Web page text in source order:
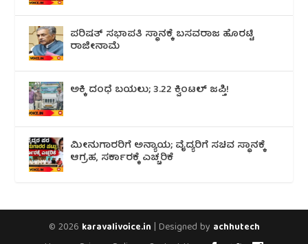
ಪರಿಷತ್ ಸಭಾಪತಿ ಸ್ಥಾನಕ್ಕೆ ಬಸವರಾಜ ಹೊರಟ್ಟಿ
ರಾಜೀನಾಮೆ
ಅಕ್ಕಿ ದಂಧೆ ಬಯಲು; 3.22 ಕ್ವಿಂಟಲ್ ಜಪ್ತಿ!
ಮೀನುಗಾರರಿಗೆ ಅನ್ಯಾಯ; ವೈದ್ಯರಿಗೆ ಸಚಿವ ಸ್ಥಾನಕ್ಕೆ
ಆಗ್ರಹ, ಸರ್ಕಾರಕ್ಕೆ ಎಚ್ಚರಿಕೆ
© 2026 karavalivoice.in | Designed by achhutech